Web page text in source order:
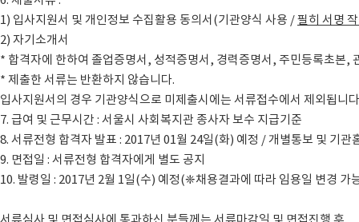
1) 입사지원서 및 개인정보 수집활용 동의서(기관양식 사용 /필히 서명
2) 자기소개서
* 합격자에 한하여 졸업증명서, 성적증명서, 경력증명서, 주민등록초본,
* 제출한 서류는 반환하지 않습니다.
입사지원서의 경우 기관양식으로 미제출시에는 서류접수에서 제외됩니다
7. 급여 및 근무시간 : 서울시 사회복지관 종사자 보수 지급기준
8. 서류전형 합격자 발표 : 2017년 01월 24일(화) 예정 / 개별통보 및 기관
9. 면접일 : 서류전형 합격자에게 별도 공지
10. 발령일 : 2017년 2월 1일(수) 예정(❈채용결과에 따라 임용일 변경 가